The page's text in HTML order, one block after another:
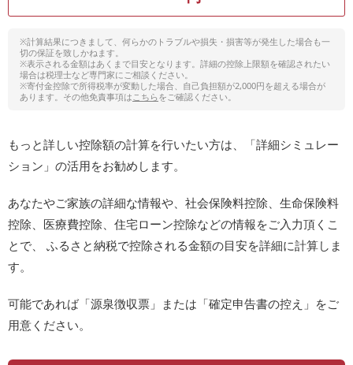
※計算結果につきまして、何らかのトラブルや損失・損害等が発生した場合も一
切の保証を致しかねます。
※表示される金額はあくまで目安となります。詳細の控除上限額を確認されたい
場合は税理士など専門家にご相談ください。
※寄付金控除で所得税率が変動した場合、自己負担額が2,000円を超える場合が
あります。その他免責事項は こちら をご確認ください。
もっと詳しい控除額の計算を行いたい方は、「詳細シミュレー
ション」の活用をお勧めします。
あなたやご家族の詳細な情報や、社会保険料控除、生命保険料
控除、医療費控除、住宅ローン控除などの情報をご入力頂くこ
とで、 ふるさと納税で控除される金額の目安を詳細に計算しま
す。
可能であれば「源泉徴収票」または「確定申告書の控え」をご
用意ください。